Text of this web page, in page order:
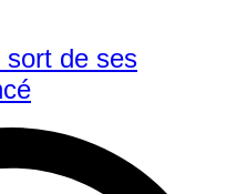
sort de ses